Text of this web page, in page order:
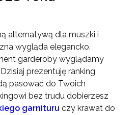
alternatywą dla muszki i
wygląda elegancko.
garderoby wyglądamy
prezentuję ranking
pasować do Twoich
bez trudu dobierzesz
garnituru czy krawat do